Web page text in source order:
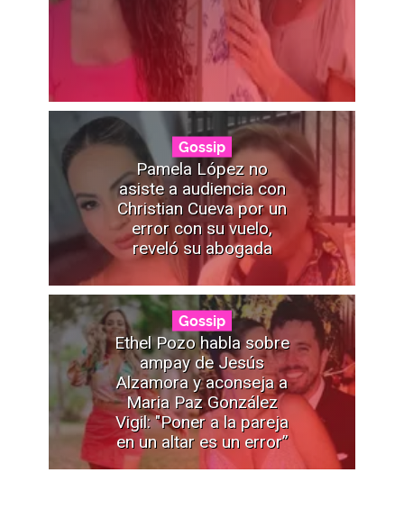
Gossip
Pamela López no
asiste a audiencia con
Christian Cueva por un
error con su vuelo,
reveló su abogada
Gossip
Ethel Pozo habla sobre
ampay de Jesús
Alzamora y aconseja a
Maria Paz González
Vigil: "Poner a la pareja
en un altar es un error”